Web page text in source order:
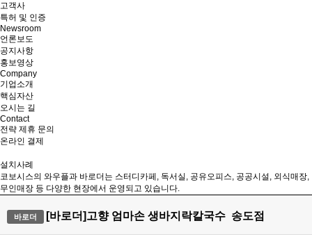
고객사
특허 및 인증
Newsroom
언론보도
공지사항
홍보영상
Company
기업소개
핵심자산
오시는 길
Contact
전략 제휴 문의
온라인 결제
설치사례
코보시스의 와우플과 바로더는 스터디카페, 독서실, 공유오피스, 공공시설, 외식매장,
무인매장 등 다양한 현장에서 운영되고 있습니다.
바로더 [바로더]고향 엄마손 생바지락칼국수 송도점